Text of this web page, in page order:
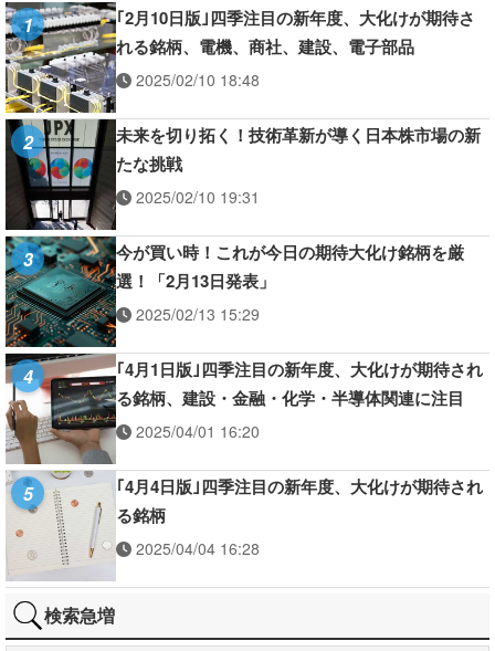
1
｢2月10日版｣四季注目の新年度、大化けが期待さ
れる銘柄、電機、商社、建設、電子部品
2025/02/10 18:48
2
未来を切り拓く！技術革新が導く日本株市場の新
たな挑戦
2025/02/10 19:31
3
今が買い時！これが今日の期待大化け銘柄を厳
選！「2月13日発表」
2025/02/13 15:29
4
｢4月1日版｣四季注目の新年度、大化けが期待され
る銘柄、建設・金融・化学・半導体関連に注目
2025/04/01 16:20
5
｢4月4日版｣四季注目の新年度、大化けが期待され
る銘柄
2025/04/04 16:28
検索急増